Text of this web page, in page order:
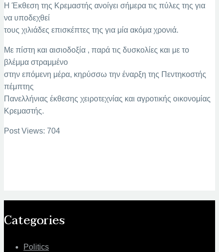
Η Έκθεση της Κρεμαστής ανοίγει σήμερα τις πύλες της για
να υποδεχθεί
τους χιλιάδες επισκέπτες της για μία ακόμα χρονιά.
Με πίστη και αισιοδοξία , παρά τις δυσκολίες και με το
βλέμμα στραμμένο
στην επόμενη μέρα, κηρύσσω την έναρξη της Πεντηκοστής
πέμπτης
Πανελλήνιας έκθεσης χειροτεχνίας και αγροτικής οικονομίας
Κρεμαστής.
Post Views: 704
Categories
Politics